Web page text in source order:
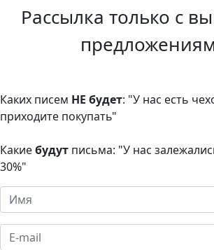
Рассылка только с
Каких писем НЕ будет: "У нас есть
приходите покупать"
Какиебудут письма: "У нас
30%"